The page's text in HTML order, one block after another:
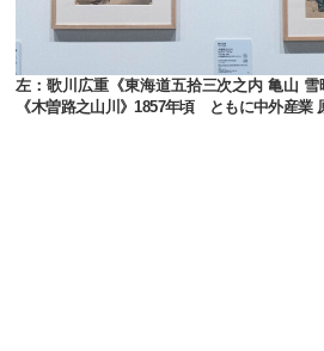
左：歌川広重《東海道五拾三次之内 亀山 雪
《木曽路之山川》1857年頃 ともに中外産業